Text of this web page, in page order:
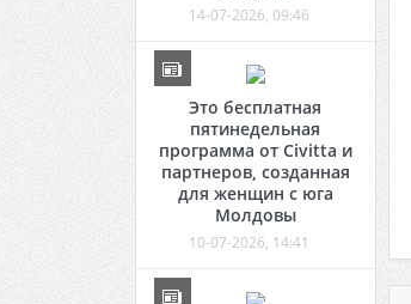
14-07-2026, 09:46
Это бесплатная
пятинедельная
программа от Civitta и
партнеров, созданная
для женщин с юга
Молдовы
10-07-2026, 14:41